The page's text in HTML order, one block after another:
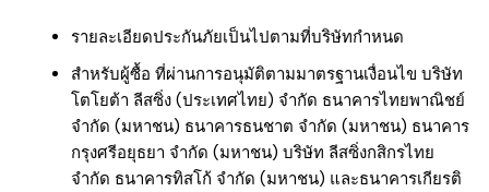
รายละเอียดประกันภัยเป็นไปตามที่บริษัทกำหนด
สำหรับผู้ซื้อ ที่ผ่านการอนุมัติตามมาตรฐานเงื่อนไข บริษัท
โตโยต้า ลีสซิ่ง (ประเทศไทย) จำกัด ธนาคารไทยพาณิชย์
จำกัด (มหาชน) ธนาคารธนชาต จำกัด (มหาชน) ธนาคาร
กรุงศรีอยุธยา จำกัด (มหาชน) บริษัท ลีสซิ่งกสิกรไทย
จำกัด ธนาคารทิสโก้ จำกัด (มหาชน) และธนาคารเกียรติ